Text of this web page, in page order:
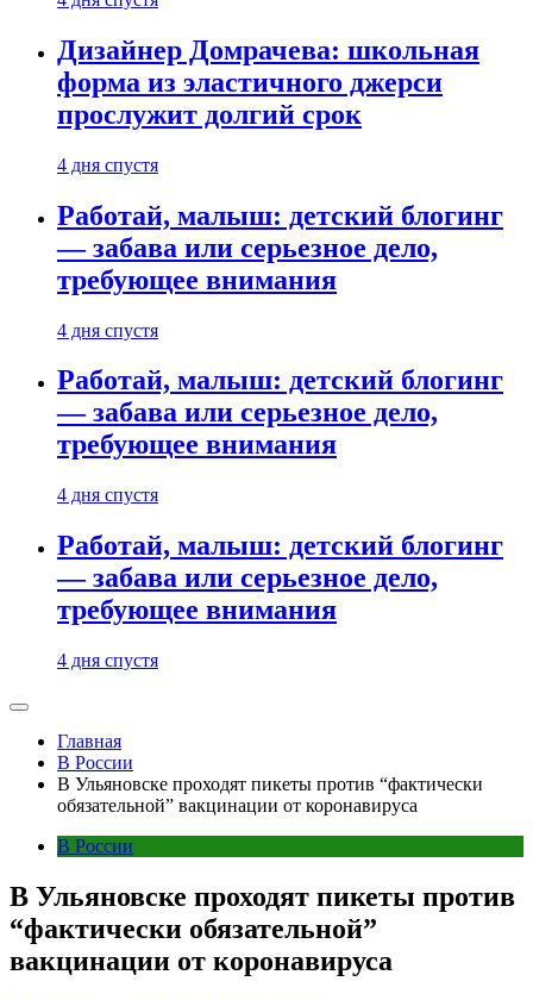
Дизайнер Домрачева: школьная
форма из эластичного джерси
прослужит долгий срок
4 дня спустя
Работай, малыш: детский блогинг
— забава или серьезное дело,
требующее внимания
4 дня спустя
Работай, малыш: детский блогинг
— забава или серьезное дело,
требующее внимания
4 дня спустя
Работай, малыш: детский блогинг
— забава или серьезное дело,
требующее внимания
4 дня спустя
Главная
В России
В Ульяновске проходят пикеты против “фактически
обязательной” вакцинации от коронавируса
В России
В Ульяновске проходят пикеты против
“фактически обязательной”
вакцинации от коронавируса